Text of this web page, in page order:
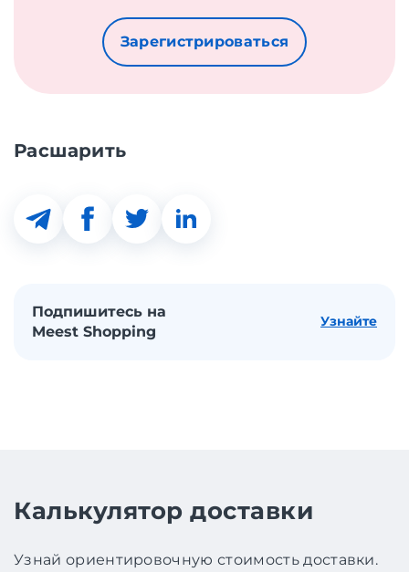
Зарегистрироваться
Расшарить
Подпишитесь на
Meest Shopping
Узнайте
Калькулятор доставки
Узнай ориентировочную стоимость доставки.